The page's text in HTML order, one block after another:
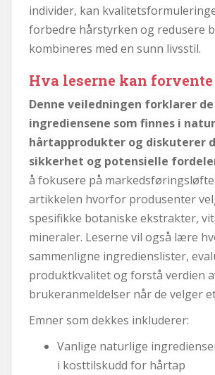
individer, kan
forbedre hårstyrken og redusere
kombineres med en sunn livsstil.
Hva leserne kan forvente
Denne veiledningen forklarer
ingrediensene som finnes i
hårtapprodukter og diskuterer
sikkerhet og potensielle
å fokusere på
artikkelen hvorfor produsenter
spesifikke botaniske ekstrakter,
mineraler. Leserne vil også lære
sammenligne ingredienslister,
produktkvalitet og forstå verdien
brukeranmeldelser når de velger
Emner som dekkes inkluderer:
Vanlige naturlige
i kosttilskudd for hårtap